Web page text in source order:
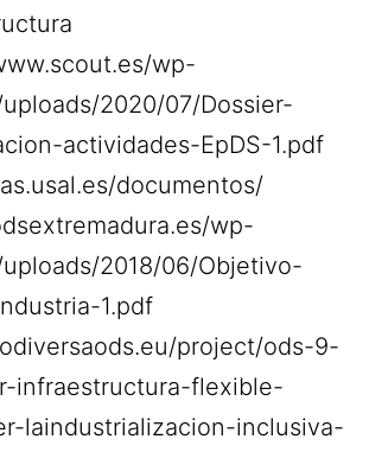
wp-
2020/07/Dossier-
actividades-EpDS-1.pdf
documentos/
wp-
2018/06/Objetivo-
1.pdf
project/ods-9-
infraestructura-flexible-
laindustrializacion-inclusiva-